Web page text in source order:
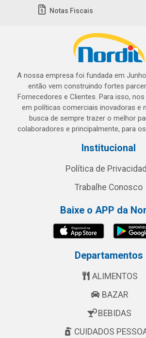
Notas Fiscais
A nossa empresa foi fundada em
então vem construindo fortes
Fornecedores e Clientes. Para isso,
em políticas comerciais inovadoras e
busca de sempre trazer o melhor
colaboradores e principalmente, para
Institucional
Política de
Trabalhe Conosco
Baixe o APP da
Departamentos
ALIMENTOS
BAZAR
BEBIDAS
CUIDADOS